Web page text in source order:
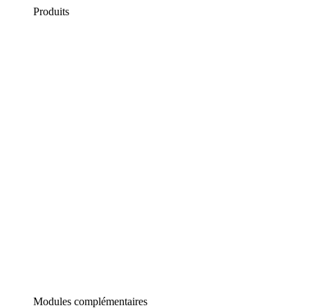
Produits
Modules complémentaires